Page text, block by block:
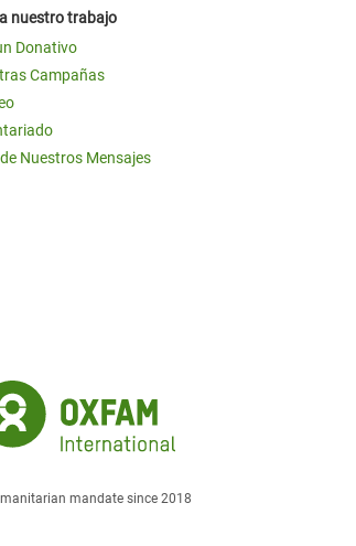
nuestro trabajo
Donativo
Campañas
Nuestros Mensajes
mandate since 2018